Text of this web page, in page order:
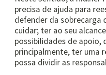
precisa de ajuda para
defender da sobrecarga
cuidar; ter ao seu
possibilidades de apoio,
principalmente, ter uma
possa dividir as